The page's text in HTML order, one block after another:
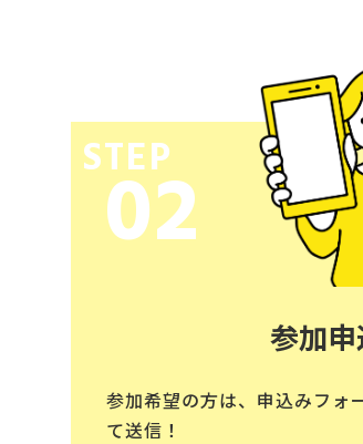
STEP
02
参加
参加希望の方は、申込みフォ
て送信！